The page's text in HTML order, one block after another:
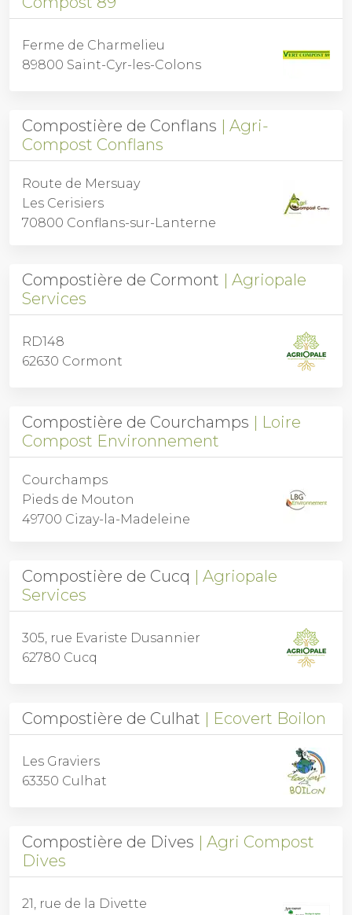
Ferme de Charmelieu
89800 Saint-Cyr-les-Colons
Compostière de Conflans
Agri-
Compost Conflans
Route de Mersuay
Les Cerisiers
70800 Conflans-sur-Lanterne
Compostière de Cormont
Agriopale
Services
RD148
62630 Cormont
Compostière de Courchamps
Loire
Compost Environnement
Courchamps
Pieds de Mouton
49700 Cizay-la-Madeleine
Compostière de Cucq
Agriopale
Services
305, rue Evariste Dusannier
62780 Cucq
Compostière de Culhat Ecovert Boilon
Les Graviers
63350 Culhat
Compostière de Dives
Agri Compost
Dives
21, rue de la Divette